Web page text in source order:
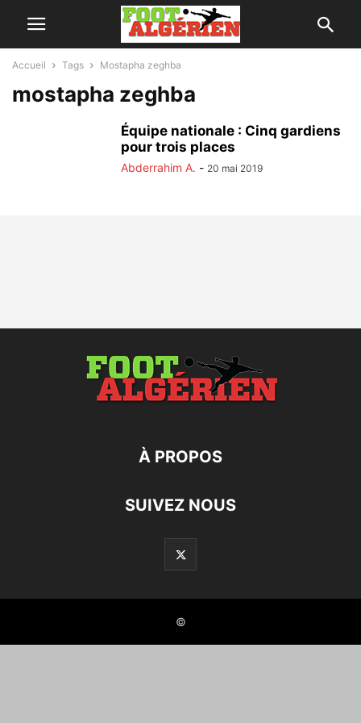
Accueil Tags Mostapha zeghba
mostapha zeghba
Équipe nationale : Cinq gardiens
pour trois places
Abderrahim A. - 20 mai 2019
À PROPOS
SUIVEZ NOUS
©